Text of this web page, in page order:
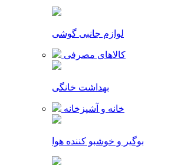
لوازم جانبی گوشی
کالاهای مصرفی
بهداشت خانگی
خانه و آشپزخانه
بوگیر و خوشبو کننده هوا